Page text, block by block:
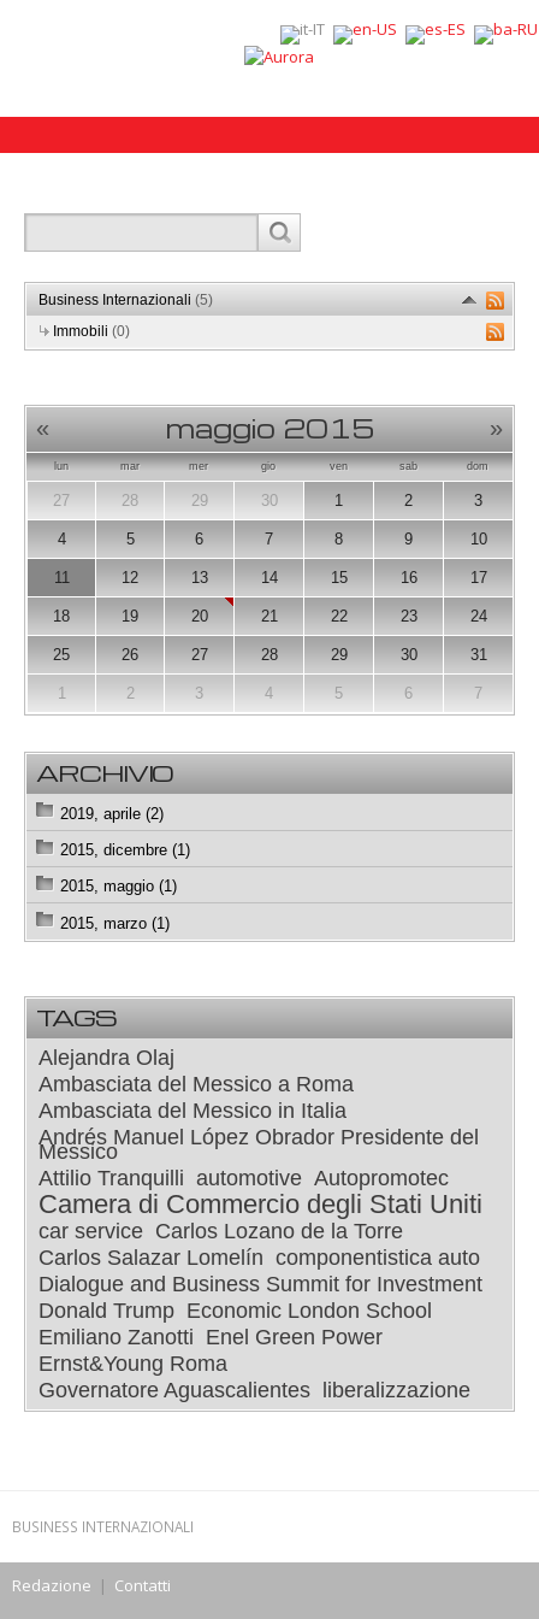
Business Internazionali (5)
Immobili (0)
« maggio 2015 »
lun mar mer gio ven sab dom
27 28 29 30 1 2 3
4 5 6 7 8 9 10
11 12 13 14 15 16 17
18 19 20 21 22 23 24
25 26 27 28 29 30 31
1 2 3 4 5 6 7
ARCHIVIO
2019, aprile (2)
2015, dicembre (1)
2015, maggio (1)
2015, marzo (1)
TAGS
Alejandra Olaj
Ambasciata del Messico a Roma
Ambasciata del Messico in Italia
Andrés Manuel López Obrador Presidente del
Messico
Attilio Tranquilli automotive Autopromotec
Camera di Commercio degli Stati Uniti
car service Carlos Lozano de la Torre
Carlos Salazar Lomelín componentistica auto
Dialogue and Business Summit for Investment
Donald Trump Economic London School
Emiliano Zanotti Enel Green Power
Ernst&Young Roma
Governatore Aguascalientes
liberalizzazione
BUSINESS INTERNAZIONALI
Redazione | Contatti